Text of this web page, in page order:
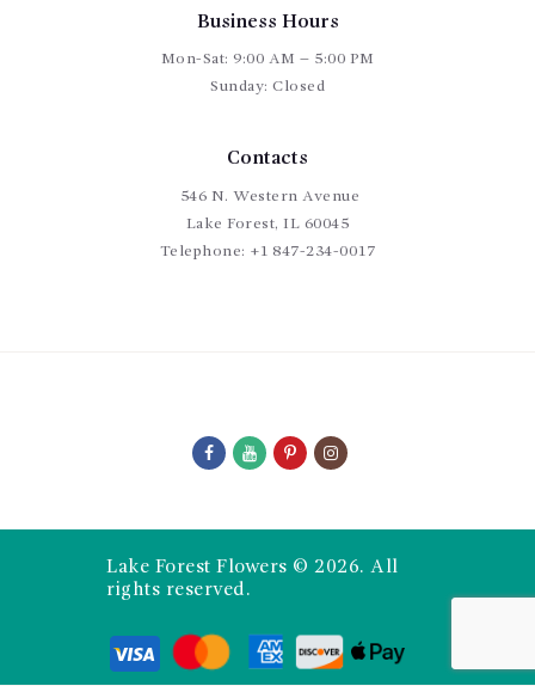
Business Hours
Mon-Sat: 9:00 AM – 5:00 PM
Sunday: Closed
Contacts
546 N. Western Avenue
Lake Forest, IL 60045
Telephone: +1 847-234-0017
Lake Forest Flowers © 2026. All
rights reserved.